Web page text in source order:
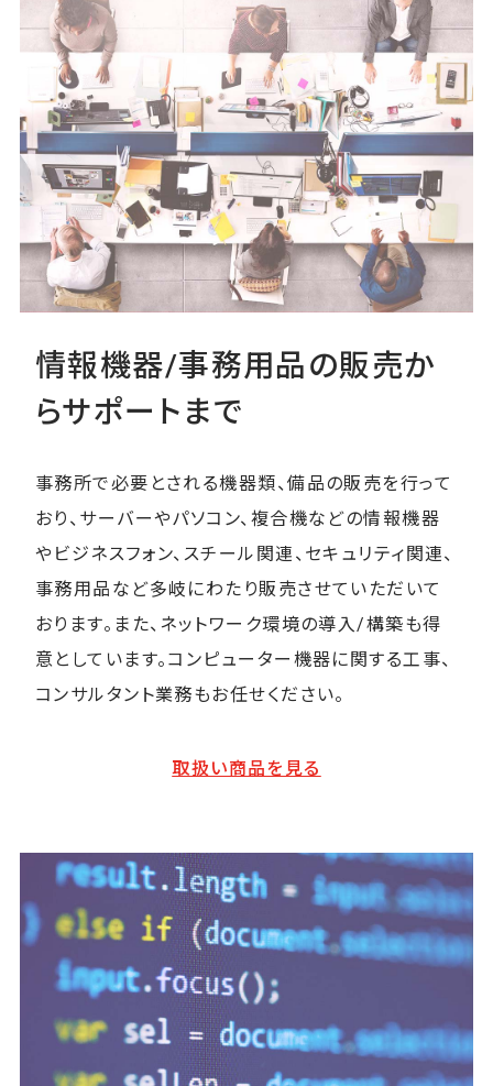
情報機器/事務用品の販売か
らサポートまで
事務所で必要とされる機器類、備品の販売を行って
おり、サーバーやパソコン、複合機などの情報機器
やビジネスフォン、スチール関連、セキュリティ関連、
事務用品など多岐にわたり販売させていただいて
おります。また、ネットワーク環境の導入/構築も得
意としています。コンピューター機器に関する工事、
コンサルタント業務もお任せください。
取扱い商品を見る